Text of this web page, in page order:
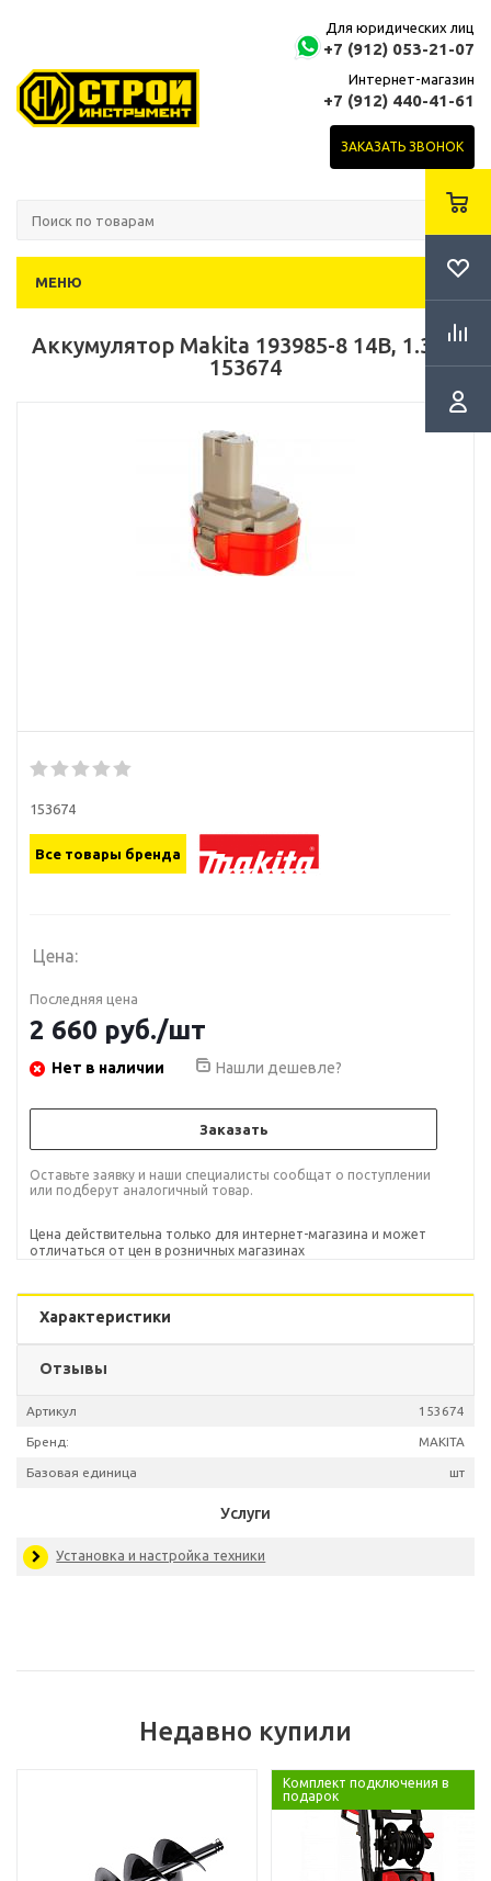
Для юридических лиц
+7 (912) 053-21-07
Интернет-магазин
+7 (912) 440-41-61
ЗАКАЗАТЬ ЗВОНОК
МЕНЮ
Аккумулятор Makita 193985-8 14В, 1.3Ач
153674
153674
Все товары бренда
Цена:
Последняя цена
2 660 руб./шт
Нет в наличии Нашли дешевле?
Заказать
Оставьте заявку и наши специалисты сообщат о поступлении
или подберут аналогичный товар.
Цена действительна только для интернет-магазина и может
отличаться от цен в розничных магазинах
Характеристики
Отзывы
Артикул
Установка и настройка техники
Недавно купили
Комплект подключения в
подарок